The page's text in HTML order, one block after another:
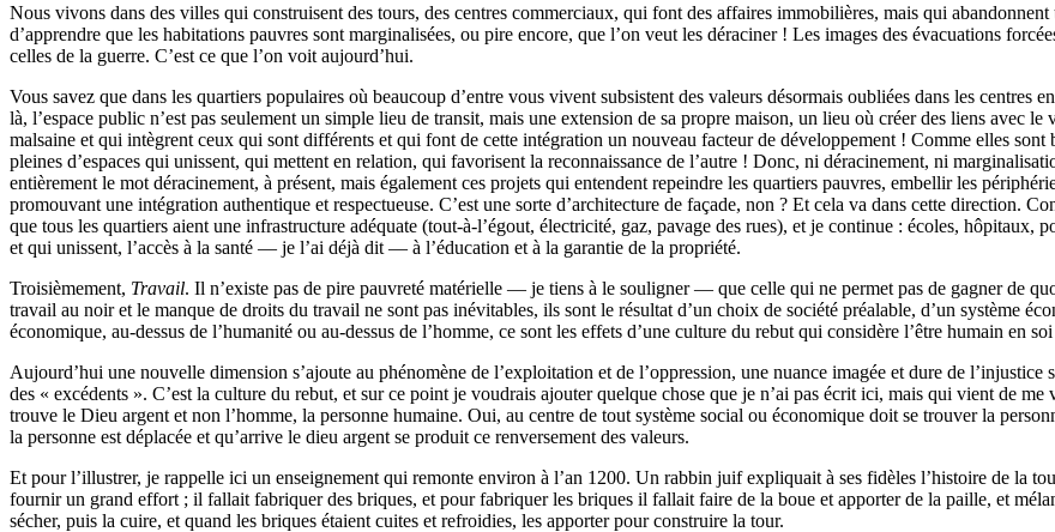
Nous vivons dans des villes qui construisent des tours, des centres commerciaux, qui font des affaires immobilières, mais qui
d’apprendre que les habitations pauvres sont marginalisées, ou pire encore, que l’on veut les déraciner ! Les images des évacuations
celles de la guerre. C’est ce que l’on voit aujourd’hui.
Vous savez que dans les quartiers populaires où beaucoup d’entre vous vivent subsistent des valeurs désormais oubliées dans les
là, l’espace public n’est pas seulement un simple lieu de transit, mais une extension de sa propre maison, un lieu où créer des liens avec
malsaine et qui intègrent ceux qui sont différents et qui font de cette intégration un nouveau facteur de développement ! Comme elles
pleines d’espaces qui unissent, qui mettent en relation, qui favorisent la reconnaissance de l’autre ! Donc, ni déracinement, ni
entièrement le mot déracinement, à présent, mais également ces projets qui entendent repeindre les quartiers pauvres, embellir les
promouvant une intégration authentique et respectueuse. C’est une sorte d’architecture de façade, non ? Et cela va dans cette direction.
que tous les quartiers aient une infrastructure adéquate (tout-à-l’égout, électricité, gaz, pavage des rues), et je continue : écoles, hôpitaux,
et qui unissent, l’accès à la santé — je l’ai déjà dit — à l’éducation et à la garantie de la propriété.
Troisièmement, Travail. Il n’existe pas de pire pauvreté matérielle — je tiens à le souligner — que celle qui ne permet pas de gagner de
travail au noir et le manque de droits du travail ne sont pas inévitables, ils sont le résultat d’un choix de société préalable, d’un système
économique, au-dessus de l’humanité ou au-dessus de l’homme, ce sont les effets d’une culture du rebut qui considère l’être humain en
Aujourd’hui une nouvelle dimension s’ajoute au phénomène de l’exploitation et de l’oppression, une nuance imagée et dure de
des « excédents ». C’est la culture du rebut, et sur ce point je voudrais ajouter quelque chose que je n’ai pas écrit ici, mais qui vient de
trouve le Dieu argent et non l’homme, la personne humaine. Oui, au centre de tout système social ou économique doit se trouver la
la personne est déplacée et qu’arrive le dieu argent se produit ce renversement des valeurs.
Et pour l’illustrer, je rappelle ici un enseignement qui remonte environ à l’an 1200. Un rabbin juif expliquait à ses fidèles l’histoire de la
fournir un grand effort ; il fallait fabriquer des briques, et pour fabriquer les briques il fallait faire de la boue et apporter de la paille, et
sécher, puis la cuire, et quand les briques étaient cuites et refroidies, les apporter pour construire la tour.